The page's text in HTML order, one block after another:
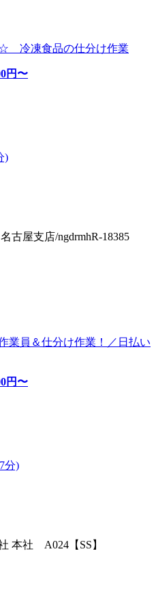
冷凍食品の仕分け作業
円〜
)
古屋支店/ngdrmhR-18385
業員＆仕分け作業！／日払い
円〜
分)
本社 A024【SS】